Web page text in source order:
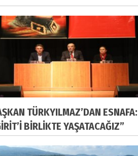
TÜRKYILMAZ’DAN ESNAFA:
BİRLİKTE YAŞATACAĞIZ”